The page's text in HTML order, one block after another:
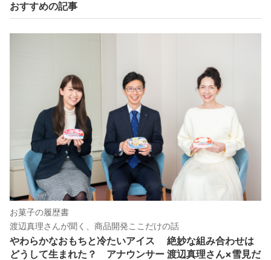
おすすめの記事
お菓子の履歴書
渡辺真理さんが聞く、商品開発ここだけの話
やわらかなおもちと冷たいアイス 絶妙な組み合わせは
どうして生まれた？ アナウンサー 渡辺真理さん×雪見だ